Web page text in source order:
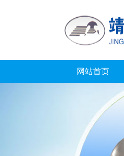
网站首页